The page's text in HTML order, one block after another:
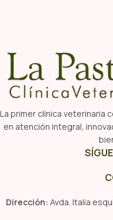
La primer clínica veterinaria
en atención integral,
Dirección: Avda. Italia